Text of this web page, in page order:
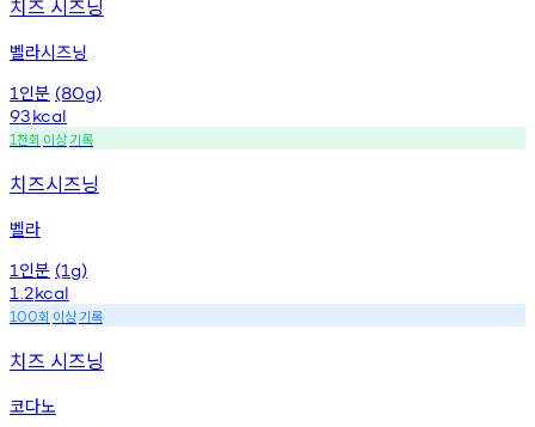
벨라시즈닝
1 인분 (80g)
93kcal
1천회 이상기록
치즈시즈닝
벨라
1 인분 (1g)
1.2kcal
100회 이상기록
치즈 시즈닝
코다노